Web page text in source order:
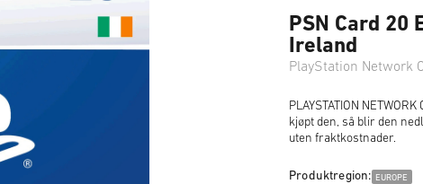
PSN Card 20
Ireland
PlayStation Network
PLAYSTATION
kjøpt den, så blir den
uten fraktkostnader.
Produktregion: EUROPE